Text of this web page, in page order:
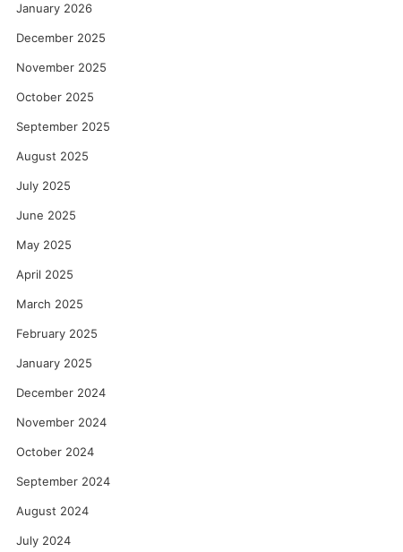
January 2026
December 2025
November 2025
October 2025
September 2025
August 2025
July 2025
June 2025
May 2025
April 2025
March 2025
February 2025
January 2025
December 2024
November 2024
October 2024
September 2024
August 2024
July 2024